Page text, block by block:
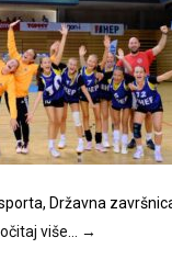
Državna
više… →